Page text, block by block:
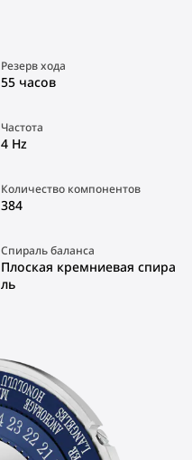
Резерв хода
55 часов
Частота
4 Hz
Количество компонентов
384
Спираль баланса
Плоская кремниевая спира
ль